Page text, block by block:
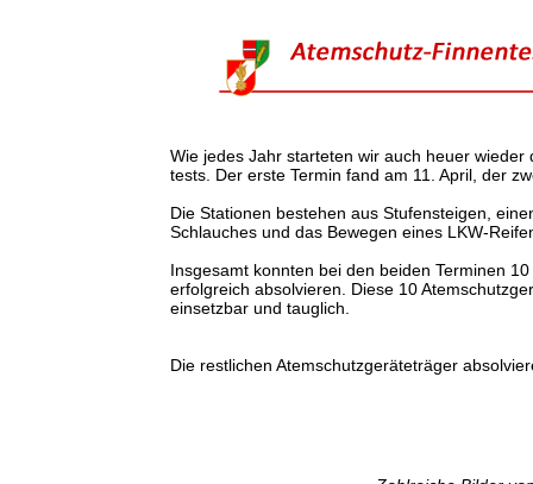
Wie jedes Jahr starteten wir auch heuer
tests. Der erste Termin fand am 11. April, der
Die Stationen bestehen aus Stufensteigen,
Schlauches und das Bewegen eines LKW-
Insgesamt konnten bei den beiden Terminen
erfolgreich absolvieren. Diese 10
einsetzbar und tauglich.
Die restlichen Atemschutzgeräteträger